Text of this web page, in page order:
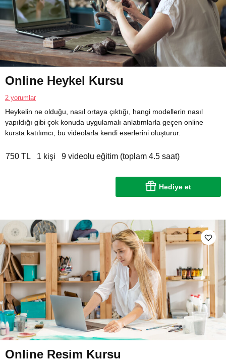
Online Heykel Kursu
2 yorumlar
Heykelin ne olduğu, nasıl ortaya çıktığı, hangi modellerin nasıl
yapıldığı gibi çok konuda uygulamalı anlatımlarla geçen online
kursta katılımcı, bu videolarla kendi eserlerini oluşturur.
750 TL 1 kişi 9 videolu eğitim (toplam 4.5 saat)
Hediye et
Online Resim Kursu